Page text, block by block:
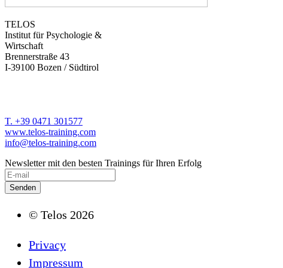
TELOS
Institut für Psychologie &
Wirtschaft
Brennerstraße 43
I-39100 Bozen / Südtirol
T. +39 0471 301577
www.telos-training.com
info@telos-training.com
Newsletter mit den besten Trainings für Ihren Erfolg
© Telos 2026
Privacy
Impressum